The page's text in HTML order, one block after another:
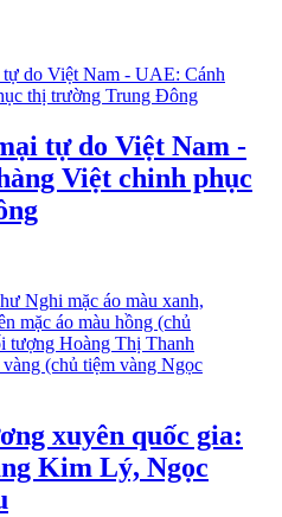
tự do Việt Nam -
Việt chinh phục
xuyên quốc gia:
Kim Lý, Ngọc